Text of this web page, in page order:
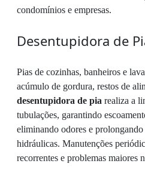
condomínios e empresas.
Desentupidora de
Pias de cozinhas, banheiros e
acúmulo de gordura, restos de
desentupidora de pia realiza a
tubulações, garantindo
eliminando odores e
hidráulicas. Manutenções
recorrentes e problemas maiores